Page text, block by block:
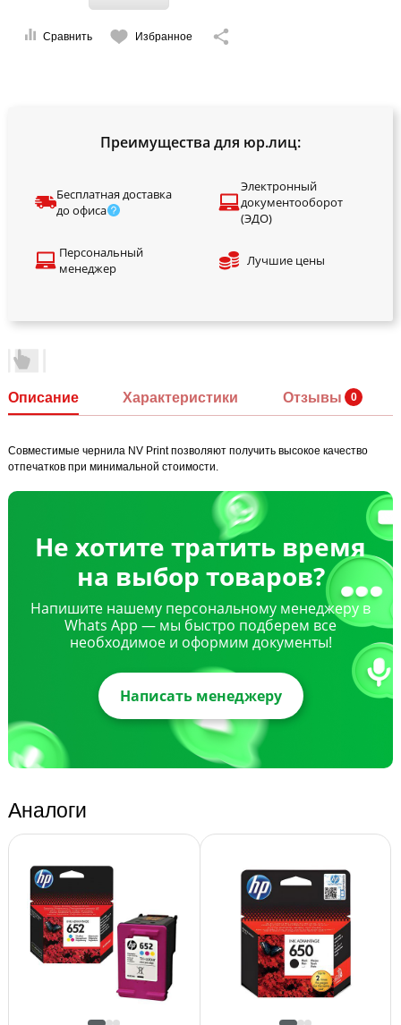
Сравнить Избранное
Преимущества для юр.лиц:
Бесплатная доставка
до офиса
Электронный
документооборот
(ЭДО)
Персональный
менеджер
Лучшие цены
Описание Характеристики Отзывы
Совместимые чернила NV Print позволяют получить высокое качество
отпечатков при минимальной стоимости.
Не хотите тратить время
на выбор товаров?
Напишите нашему персональному менеджеру в
Whats App — мы быстро подберем все
необходимое и оформим документы!
Написать менеджеру
Аналоги